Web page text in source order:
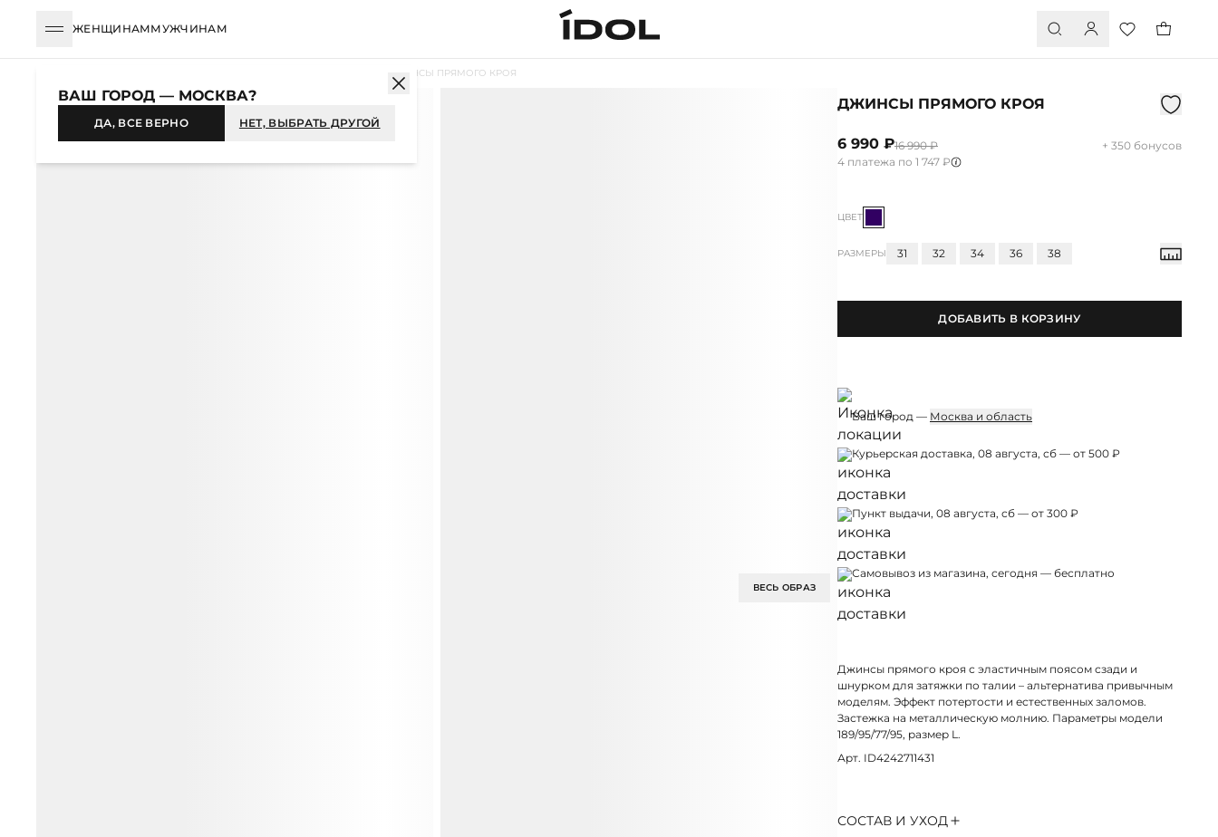
ЖЕНЩИНАММУЖЧИНАМ
ДЖИНСЫ ПРЯМОГО КРОЯ
ВЕСЬ ОБРАЗ
ДЖИНСЫ ПРЯМОГО КРОЯ
6 990 ₽16 990 ₽
+ 350 бонусов
4 платежа по 1 747 ₽
ЦВЕТ
РАЗМЕРЫ 31 32 34 36 38
ДОБАВИТЬ В КОРЗИНУ
Ваш город — Москва и область
Курьерская доставка, 08 августа, сб — от 500 ₽
Пункт выдачи, 08 августа, сб — от 300 ₽
Самовывоз из магазина, сегодня — бесплатно
Джинсы прямого кроя с эластичным поясом сзади и
шнурком для затяжки по талии – альтернатива привычным
моделям. Эффект потертости и естественных заломов.
Застежка на металлическую молнию. Параметры модели
189/95/77/95, размер L.
Арт. ID4242711431
СОСТАВ И УХОД
ВАШ ГОРОД — МОСКВА?
ДА, ВСЕ ВЕРНО НЕТ, ВЫБРАТЬ ДРУГОЙ